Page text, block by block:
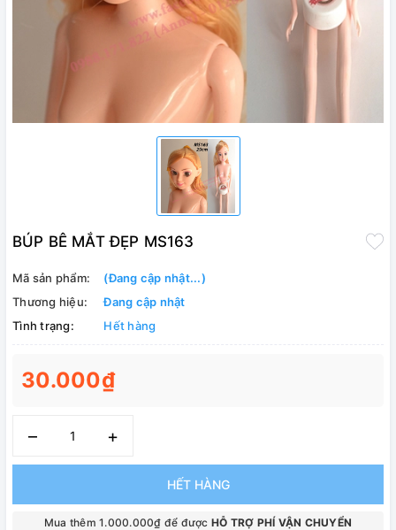
BÚP BÊ MẮT ĐẸP MS163
Mã sản phẩm:
(Đang cập nhật...)
Thương hiệu:
Đang cập nhật
Tình trạng:
Hết hàng
30.000₫
– +
HẾT HÀNG
Mua thêm 1.000.000₫ để được HỖ TRỢ PHÍ VẬN CHUYỂN